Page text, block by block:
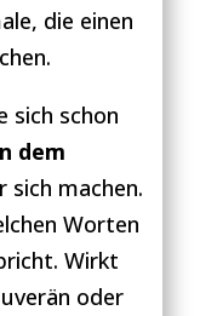
die einen
sich schon
dem
machen.
Worten
Wirkt
oder